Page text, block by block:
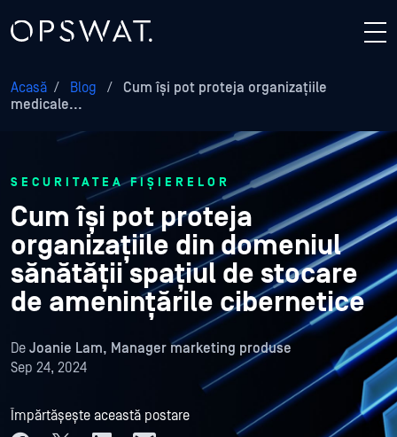
Acasă / Blog /
Cum își pot proteja organizațiile
medicale...
SECURITATEA FIȘIERELOR
Cum își pot proteja
organizațiile din domeniul
sănătății spațiul de stocare
de amenințările cibernetice
De Joanie Lam, Manager marketing produse
Sep 24, 2024
Împărtășește această postare